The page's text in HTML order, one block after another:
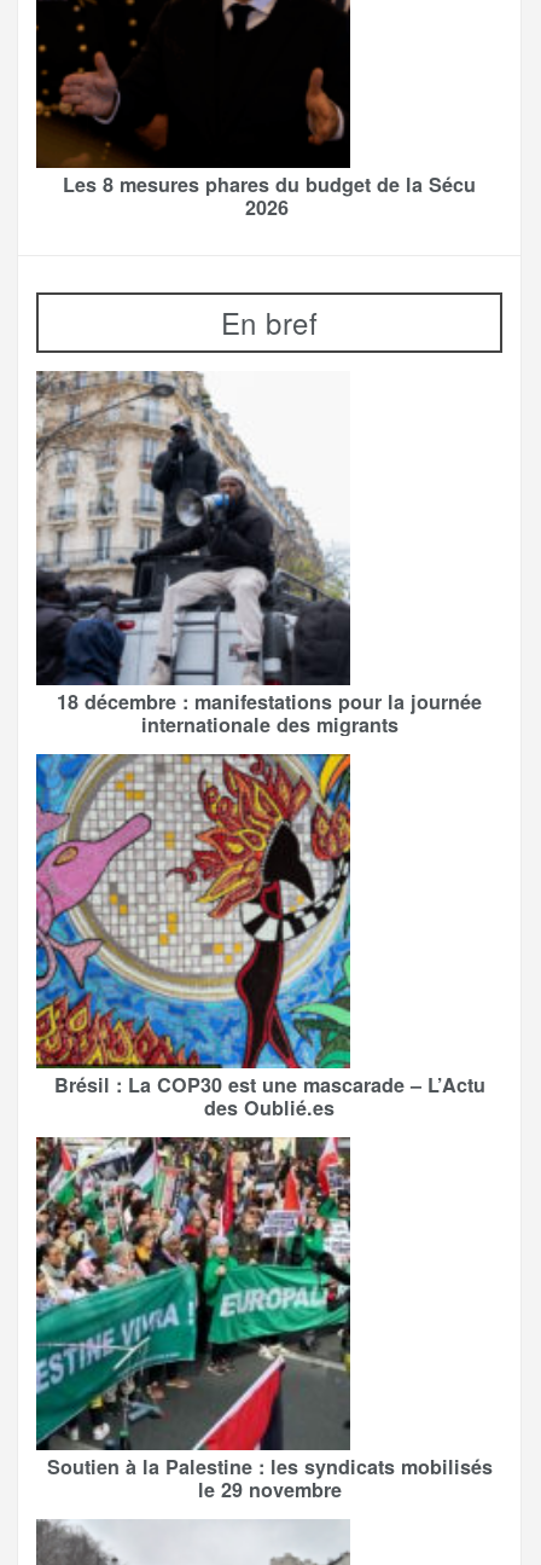
Les 8 mesures phares du budget de la Sécu
2026
En bref
18 décembre : manifestations pour la journée
internationale des migrants
Brésil : La COP30 est une mascarade – L’Actu
des Oublié.es
Soutien à la Palestine : les syndicats mobilisés
le 29 novembre